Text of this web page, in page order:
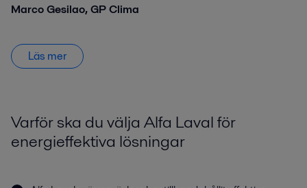
Marco Gesilao, GP Clima
Läs mer
Varför ska du välja Alfa Laval för
energieffektiva lösningar